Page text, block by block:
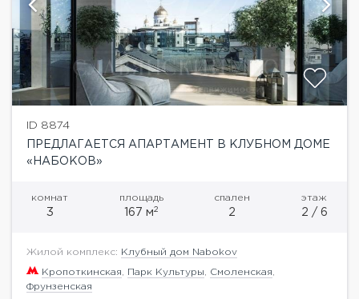
ID 8874
ПРЕДЛАГАЕТСЯ АПАРТАМЕНТ В КЛУБНОМ ДОМЕ
«НАБОКОВ»
комнат
3
площадь
167 м2
спален
2
этаж
2 / 6
Жилой комплекс: Клубный дом Nabokov
Кропоткинская Парк Культуры Смоленская
Фрунзенская